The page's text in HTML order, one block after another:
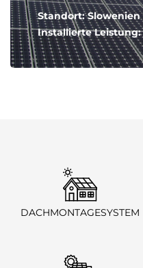
Standort: Slowenien
Installierte
DACHMONTAGESYSTEM